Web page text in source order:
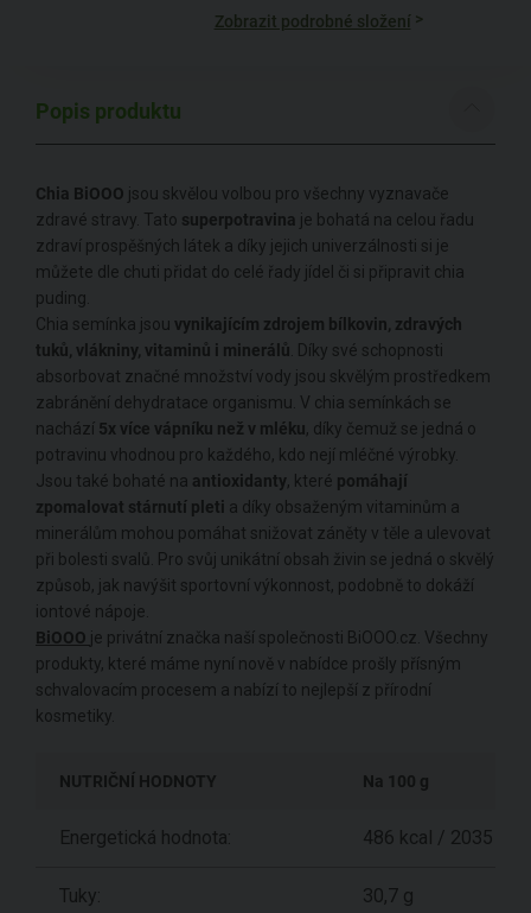
Zobrazit podrobné složení >
Popis produktu
Chia BiOOO jsou skvělou volbou pro všechny vyznavače
zdravé stravy. Tato superpotravina je bohatá na celou řadu
zdraví prospěšných látek a díky jejich univerzálnosti si je
můžete dle chuti přidat do celé řady jídel či si připravit chia
puding.
Chia semínka jsou vynikajícím zdrojem bílkovin, zdravých
tuků, vlákniny, vitaminů i minerálů . Díky své schopnosti
absorbovat značné množství vody jsou skvělým prostředkem
zabránění dehydratace organismu. V chia semínkách se
nachází 5x více vápníku než v mléku, díky čemuž se jedná o
potravinu vhodnou pro každého, kdo nejí mléčné výrobky.
Jsou také bohaté na antioxidanty, které pomáhají
zpomalovat stárnutí pleti a díky obsaženým vitaminům a
minerálům mohou pomáhat snižovat záněty v těle a ulevovat
při bolesti svalů. Pro svůj unikátní obsah živin se jedná o skvělý
způsob, jak navýšit sportovní výkonnost, podobně to dokáží
iontové nápoje.
BiOOO je privátní značka naší společnosti BiOOO.cz. Všechny
produkty, které máme nyní nově v nabídce prošly přísným
schvalovacím procesem a nabízí to nejlepší z přírodní
kosmetiky.
NUTRIČNÍ HODNOTY Na 100 g
Energetická hodnota: 486 kcal / 2035 kJ
Tuky: 30,7 g